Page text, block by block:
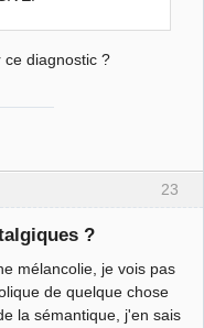
ce diagnostic ?
23
?
mélancolie, je vois pas
de quelque chose
la sémantique, j'en sais